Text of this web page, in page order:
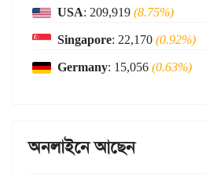
USA: 209,919(8.75%)
Singapore: 22,170(0.92%)
Germany: 15,056(0.63%)
অনলাইনে আছেন